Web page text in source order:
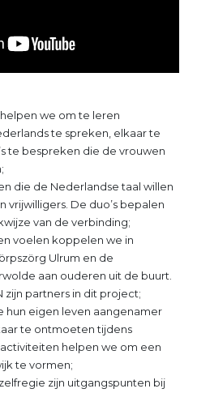
we om te leren
te spreken, elkaar te
te bespreken die de vrouwen
die de Nederlandse taal willen
vrijwilligers. De duo’s bepalen
van de verbinding;
voelen koppelen we in
Ulrum en de
aan ouderen uit de buurt.
zijn partners in dit project;
hun eigen leven aangenamer
te ontmoeten tijdens
helpen we om een
te vormen;
zijn uitgangspunten bij